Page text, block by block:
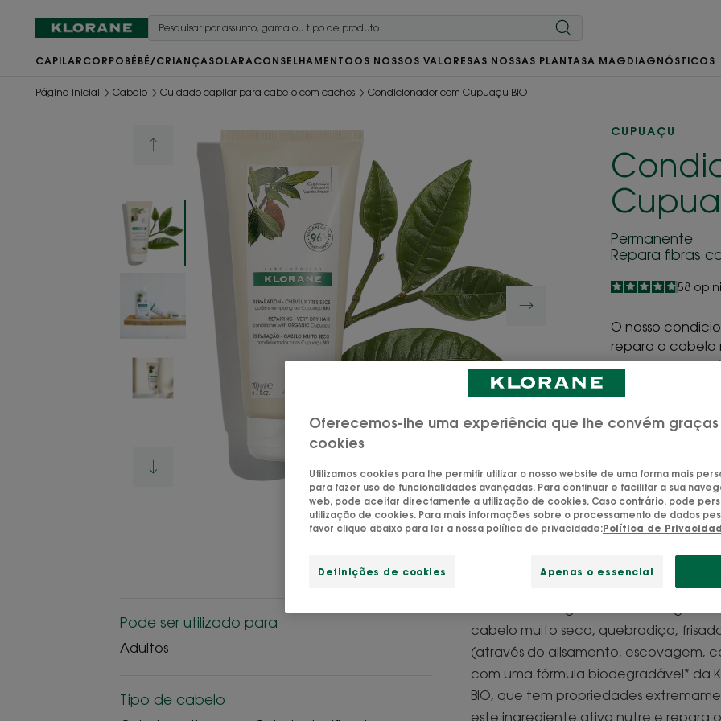
CAPILAR CORPO BÉBÉ/CRIANÇA SOLARACONSELHAMENTO OS NOSSOS VALORESAS NOSSAS PLANTASA MAG DIAGNÓSTICOS
Página inicial Cabelo Cuidado capilar para cabelo com cachos Condicionador com Cupuaçu BIO
CUPUAÇU
Permanente
Repara fibras
4.8
/
5
58
O nosso
repara o cabelo
desembaraçar
Ingrediente
Desembaraça,
Tubo Tubo
200ml
Pode ser utilizado para
Adultos
Tipo de cabelo
Com 96% de ingredientes de origem
cabelo muito seco, quebradiço,
(através do alisamento, escovagem,
com uma fórmula biodegradável* da
BIO, que tem propriedades
este ingrediente ativo nutre e repara
Oferecemos-lhe uma experiência que lhe convém
cookies
Utilizamos cookies para lhe permitir utilizar o nosso website de uma forma mais
para fazer uso de funcionalidades avançadas. Para continuar e facilitar a sua
web, pode aceitar directamente a utilização de cookies. Caso contrário, pode
utilização de cookies. Para mais informações sobre o processamento de dados
favor clique abaixo para ler a nossa política de privacidade:Política de
Definições de cookies Apenas o essencial